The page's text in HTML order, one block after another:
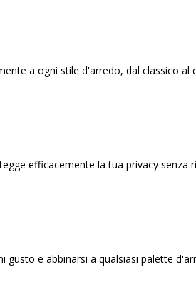
a ogni stile d'arredo, dal classico
efficacemente la tua privacy senza
e abbinarsi a qualsiasi palette